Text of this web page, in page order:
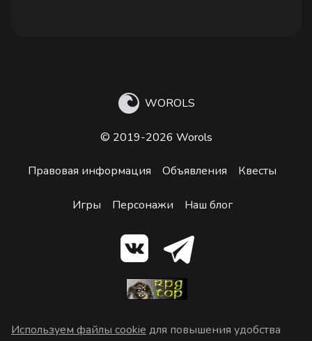
WOROLS
© 2019-2026 Worols
Правовая информация Объявления Квесты
Игры Персонажи Наш блог
Используем файлы cookie для повышения удобства